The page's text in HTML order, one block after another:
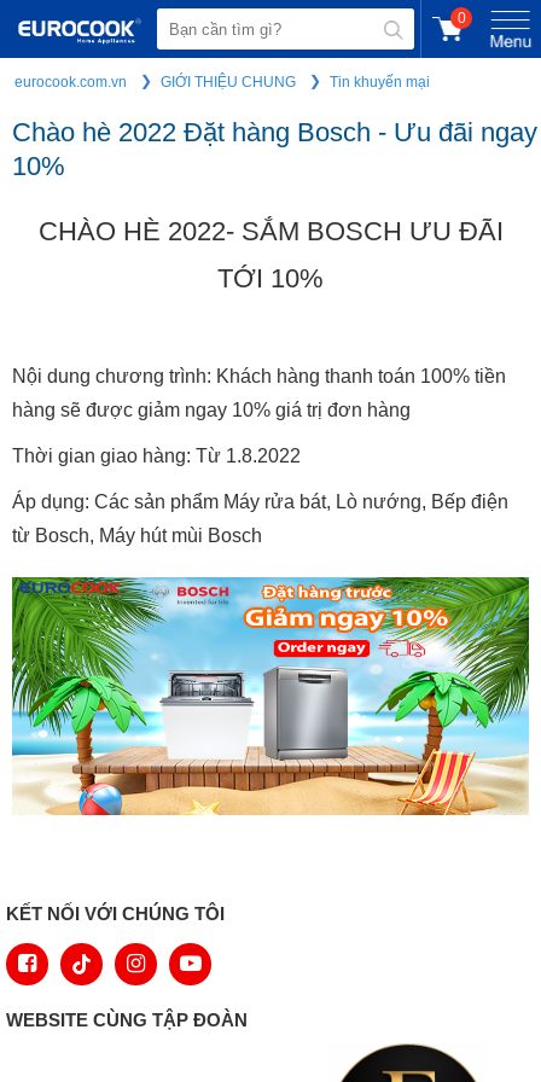
0
eurocook.com.vn GIỚI THIỆU CHUNG Tin khuyến mại
Chào hè 2022 Đặt hàng Bosch - Ưu đãi ngay
10%
CHÀO HÈ 2022- SẮM BOSCH ƯU ĐÃI
TỚI 10%
Nội dung chương trình: Khách hàng thanh toán 100% tiền
hàng sẽ được giảm ngay 10% giá trị đơn hàng
Thời gian giao hàng: Từ 1.8.2022
Áp dụng: Các sản phẩm Máy rửa bát, Lò nướng, Bếp điện
từ Bosch, Máy hút mùi Bosch
KẾT NỐI VỚI CHÚNG TÔI
WEBSITE CÙNG TẬP ĐOÀN